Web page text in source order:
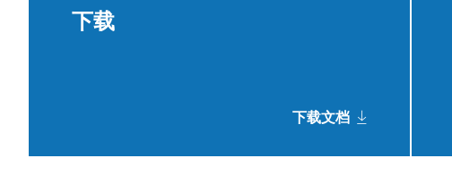
下载
下载文档